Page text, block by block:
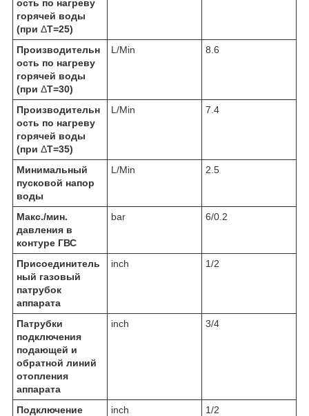
ость по нагреву
горячей воды
(при ΔТ=25)
Производительн
ость по нагреву
горячей воды
(при ΔТ=30)
L/Min 8.6
Производительн
ость по нагреву
горячей воды
(при ΔТ=35)
L/Min 7.4
Минимальный
пусковой напор
воды
L/Min 2.5
Макс./мин.
давления в
контуре ГВС
bar 6/0.2
Присоединитель
ный газовый
патрубок
аппарата
inch 1/2
Патрубки
подключения
подающей и
обратной линий
отопления
аппарата
inch 3/4
Подключение
inch 1/2